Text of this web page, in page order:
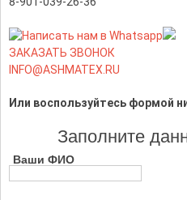
ЗАКАЗАТЬ ЗВОНОК
INFO@ASHMATEX.RU
Или воспользуйтесь формой
Заполните
Ваши ФИО